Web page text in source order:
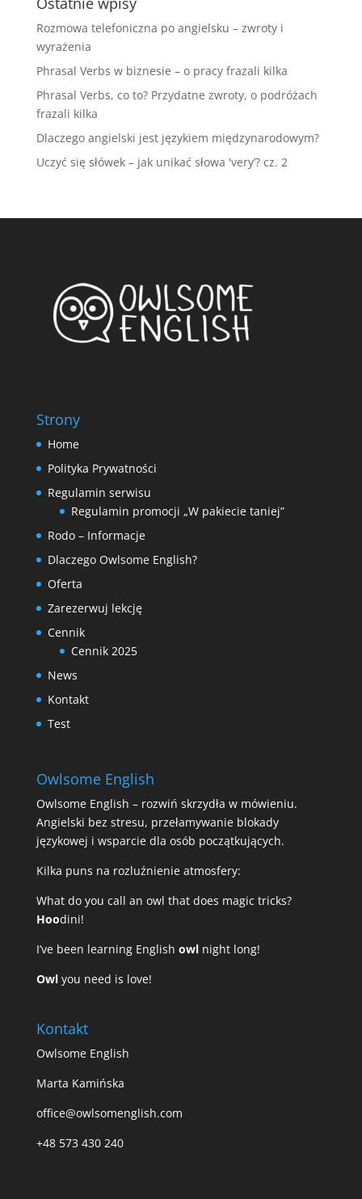
Rozmowa telefoniczna po angielsku – zwroty i
wyrażenia
Phrasal Verbs w biznesie – o pracy frazali kilka
Phrasal Verbs, co to? Przydatne zwroty, o podróżach
frazali kilka
Dlaczego angielski jest językiem międzynarodowym?
Uczyć się słówek – jak unikać słowa 'very’? cz. 2
Strony
Home
Polityka Prywatności
Regulamin serwisu
Regulamin promocji „W pakiecie taniej”
Rodo – Informacje
Dlaczego Owlsome English?
Oferta
Zarezerwuj lekcję
Cennik
Cennik 2025
News
Kontakt
Test
Owlsome English
Owlsome English – rozwiń skrzydła w mówieniu.
Angielski bez stresu, przełamywanie blokady
językowej i wsparcie dla osób początkujących.
Kilka puns na rozluźnienie atmosfery:
What do you call an owl that does magic tricks?
Hoodini!
I’ve been learning English owlnight long!
Owlyou need is love!
Kontakt
Owlsome English
Marta Kamińska
office@owlsomenglish.com
+48 573 430 240